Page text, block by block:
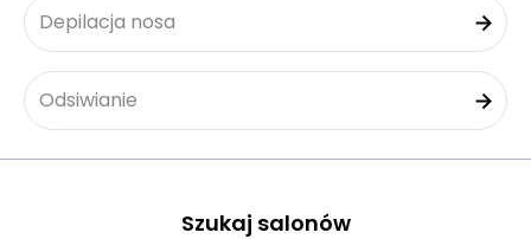
Depilacja nosa
Odsiwianie
Szukaj salonów